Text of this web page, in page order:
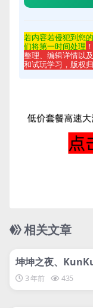
若内容若侵犯到您
们将第一时间处理
整理、编辑详情以
和试玩学习，版权
相关文章
坤坤之夜、
ht离线
3 年前 435